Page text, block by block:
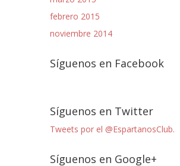
febrero 2015
noviembre 2014
Síguenos en Facebook
Síguenos en Twitter
Tweets por el @EspartanosClub.
Síguenos en Google+